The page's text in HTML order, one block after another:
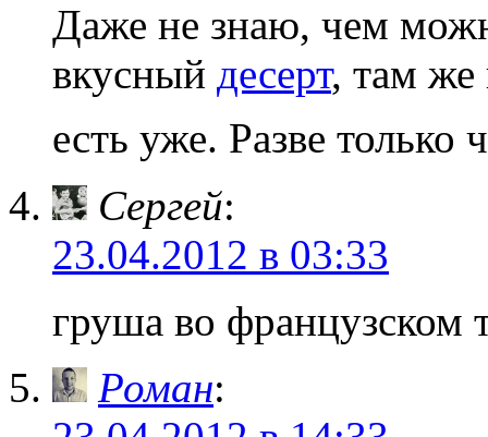
Даже не знаю, чем
вкусный десерт, там же
есть уже. Разве
Сергей:
23.04.2012 в 03:33
груша во французском
Роман: